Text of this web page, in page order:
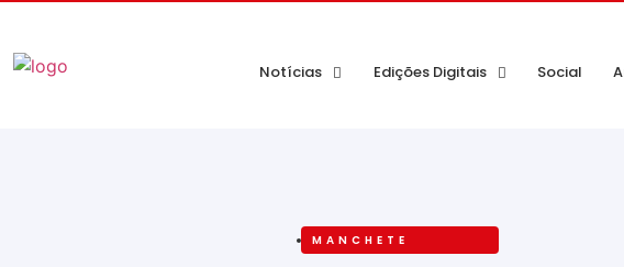
Notícias Edições Digitais Social
MANCHETE